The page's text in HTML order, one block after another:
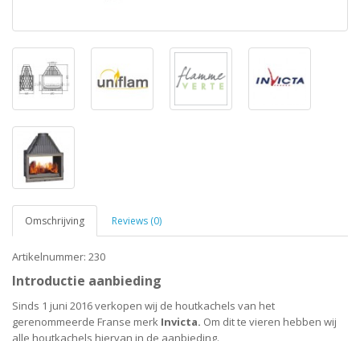
Omschrijving Reviews (0)
Artikelnummer: 230
Introductie aanbieding
Sinds 1 juni 2016 verkopen wij de houtkachels van het
gerenommeerde Franse merk Invicta. Om dit te vieren hebben wij
alle houtkachels hiervan in de aanbieding.